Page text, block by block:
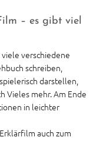
– es gibt viel
verschiedene
schreiben,
darstellen,
Vieles mehr. Am Ende
in leichter
auch zum